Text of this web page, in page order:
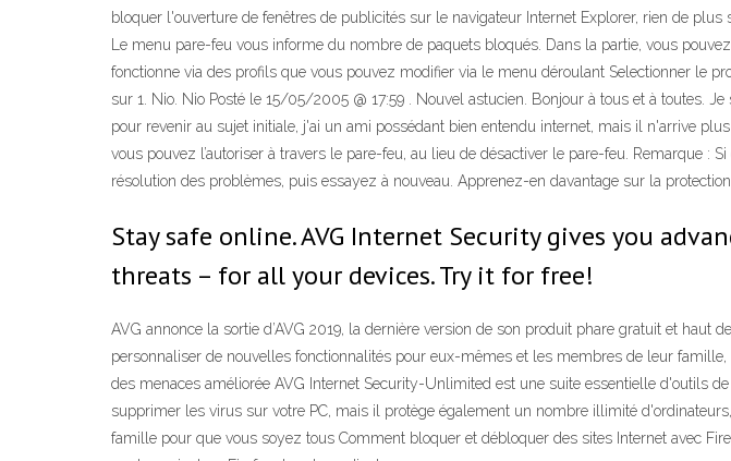
bloquer l'ouverture de fenêtres de publicités sur le navigateur Internet Explorer, rien de
Le menu pare-feu vous informe du nombre de paquets bloqués. Dans la partie, vous
fonctionne via des profils que vous pouvez modifier via le menu déroulant Selectionner le
sur 1. Nio. Nio Posté le 15/05/2005 @ 17:59 . Nouvel astucien. Bonjour à tous et à toutes.
pour revenir au sujet initiale, j'ai un ami possédant bien entendu internet, mais il n'arrive
vous pouvez l’autoriser à travers le pare-feu, au lieu de désactiver le pare-feu. Remarque :
résolution des problèmes, puis essayez à nouveau. Apprenez-en davantage sur la
Stay safe online. AVG Internet Security gives you
threats – for all your devices. Try it for free!
AVG annonce la sortie d’AVG 2019, la dernière version de son produit phare gratuit et
personnaliser de nouvelles fonctionnalités pour eux-mêmes et les membres de leur
des menaces améliorée AVG Internet Security-Unlimited est une suite essentielle d'outils
supprimer les virus sur votre PC, mais il protège également un nombre illimité
famille pour que vous soyez tous Comment bloquer et débloquer des sites Internet avec